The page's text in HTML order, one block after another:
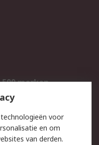
merken
voor
en om
van derden.